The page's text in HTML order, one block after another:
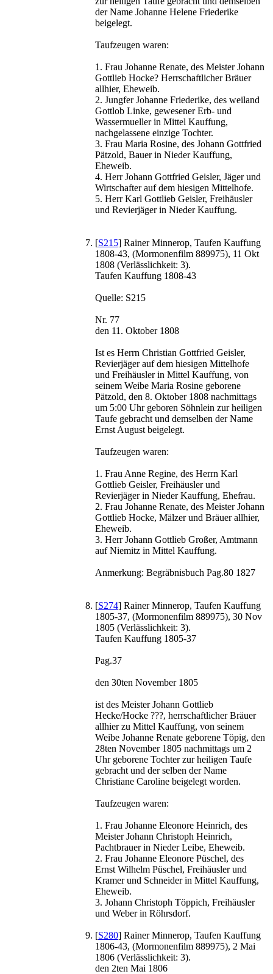
der Name Johanne Helene Friederike
beigelegt.
Taufzeugen waren:
1. Frau Johanne Renate, des Meister Johann
Gottlieb Hocke? Herrschaftlicher Bräuer
allhier, Eheweib.
2. Jungfer Johanne Friederike, des weiland
Gottlob Linke, gewesener Erb- und
Wassermueller in Mittel Kauffung,
nachgelassene einzige Tochter.
3. Frau Maria Rosine, des Johann Gottfried
Pätzold, Bauer in Nieder Kauffung,
Eheweib.
4. Herr Johann Gottfried Geisler, Jäger und
Wirtschafter auf dem hiesigen Mittelhofe.
5. Herr Karl Gottlieb Geisler, Freihäusler
und Revierjäger in Nieder Kauffung.
[S215] Rainer Minnerop, Taufen Kauffung
1808-43, (Mormonenfilm 889975), 11 Okt
1808 (Verlässlichkeit: 3).
Taufen Kauffung 1808-43
Quelle: S215
Nr. 77
den 11. Oktober 1808
Ist es Herrn Christian Gottfried Geisler,
Revierjäger auf dem hiesigen Mittelhofe
und Freihäusler in Mittel Kauffung, von
seinem Weibe Maria Rosine geborene
Pätzold, den 8. Oktober 1808 nachmittags
um 5:00 Uhr geboren Söhnlein zur heiligen
Taufe gebracht und demselben der Name
Ernst August beigelegt.
Taufzeugen waren:
1. Frau Anne Regine, des Herrn Karl
Gottlieb Geisler, Freihäusler und
Revierjäger in Nieder Kauffung, Ehefrau.
2. Frau Johanne Renate, des Meister Johann
Gottlieb Hocke, Mälzer und Bräuer allhier,
Eheweib.
3. Herr Johann Gottlieb Großer, Amtmann
auf Niemitz in Mittel Kauffung.
Anmerkung: Begräbnisbuch Pag.80 1827
[S274] Rainer Minnerop, Taufen Kauffung
1805-37, (Mormonenfilm 889975), 30 Nov
1805 (Verlässlichkeit: 3).
Taufen Kauffung 1805-37
Pag.37
den 30ten November 1805
ist des Meister Johann Gottlieb
Hecke/Hocke ???, herrschaftlicher Bräuer
allhier zu Mittel Kauffung, von seinem
Weibe Johanne Renate geborene Töpig, den
28ten November 1805 nachmittags um 2
Uhr geborene Tochter zur heiligen Taufe
gebracht und der selben der Name
Christiane Caroline beigelegt worden.
Taufzeugen waren:
1. Frau Johanne Eleonore Heinrich, des
Meister Johann Christoph Heinrich,
Pachtbrauer in Nieder Leibe, Eheweib.
2. Frau Johanne Eleonore Püschel, des
Ernst Wilhelm Püschel, Freihäusler und
Kramer und Schneider in Mittel Kauffung,
Eheweib.
3. Johann Christoph Töppich, Freihäusler
und Weber in Röhrsdorf.
[S280] Rainer Minnerop, Taufen Kauffung
1806-43, (Mormonenfilm 889975), 2 Mai
1806 (Verlässlichkeit: 3).
den 2ten Mai 1806